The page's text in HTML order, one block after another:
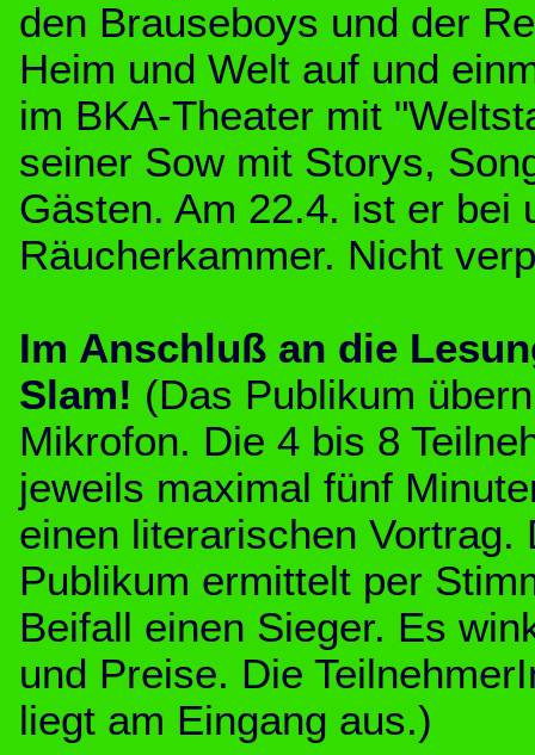
den Brauseboys und der
Heim und Welt auf und
im BKA-Theater mit
seiner Sow mit Storys,
Gästen. Am 22.4. ist er bei
Räucherkammer. Nicht
Im Anschluß an die
Slam! (Das Publikum
Mikrofon. Die 4 bis 8
jeweils maximal fünf
einen literarischen Vortrag.
Publikum ermittelt per
Beifall einen Sieger. Es
und Preise. Die
liegt am Eingang aus.)